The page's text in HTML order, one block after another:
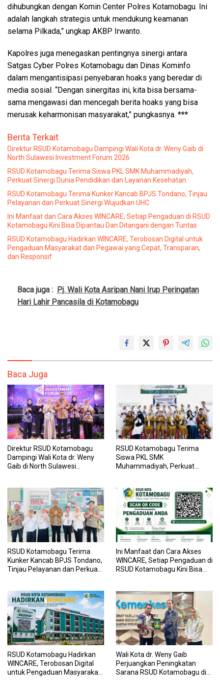
dihubungkan dengan Komin Center Polres Kotamobagu. Ini
adalah langkah strategis untuk mendukung keamanan
selama Pilkada,” ungkap AKBP Irwanto.
Kapolres juga menegaskan pentingnya sinergi antara
Satgas Cyber Polres Kotamobagu dan Dinas Kominfo
dalam mengantisipasi penyebaran hoaks yang beredar di
media sosial. “Dengan sinergitas ini, kita bisa bersama-
sama mengawasi dan mencegah berita hoaks yang bisa
merusak keharmonisan masyarakat,” pungkasnya. ***
Berita Terkait
Direktur RSUD Kotamobagu Dampingi Wali Kota dr. Weny Gaib di
North Sulawesi Investment Forum 2026
RSUD Kotamobagu Terima Siswa PKL SMK Muhammadiyah,
Perkuat Sinergi Dunia Pendidikan dan Layanan Kesehatan
RSUD Kotamobagu Terima Kunker Kancab BPJS Tondano, Tinjau
Pelayanan dan Perkuat Sinergi Wujudkan UHC
Ini Manfaat dan Cara Akses WINCARE, Setiap Pengaduan di RSUD
Kotamobagu Kini Bisa Dipantau Dan Ditangani dengan Tuntas
RSUD Kotamobagu Hadirkan WINCARE, Terobosan Digital untuk
Pengaduan Masyarakat dan Pegawai yang Cepat, Transparan,
dan Responsif
Baca juga : Pj. Wali Kota Asripan Nani Irup Peringatan
Hari Lahir Pancasila di Kotamobagu
Baca Juga
Direktur RSUD Kotamobagu
Dampingi Wali Kota dr. Weny
Gaib di North Sulawesi
RSUD Kotamobagu Terima
Siswa PKL SMK
Muhammadiyah, Perkuat
RSUD Kotamobagu Terima
Kunker Kancab BPJS Tondano,
Tinjau Pelayanan dan Perkuat
Ini Manfaat dan Cara Akses
WINCARE, Setiap Pengaduan di
RSUD Kotamobagu Kini Bisa
RSUD Kotamobagu Hadirkan
WINCARE, Terobosan Digital
untuk Pengaduan Masyarakat
Wali Kota dr. Weny Gaib
Perjuangkan Peningkatan
Sarana RSUD Kotamobagu di